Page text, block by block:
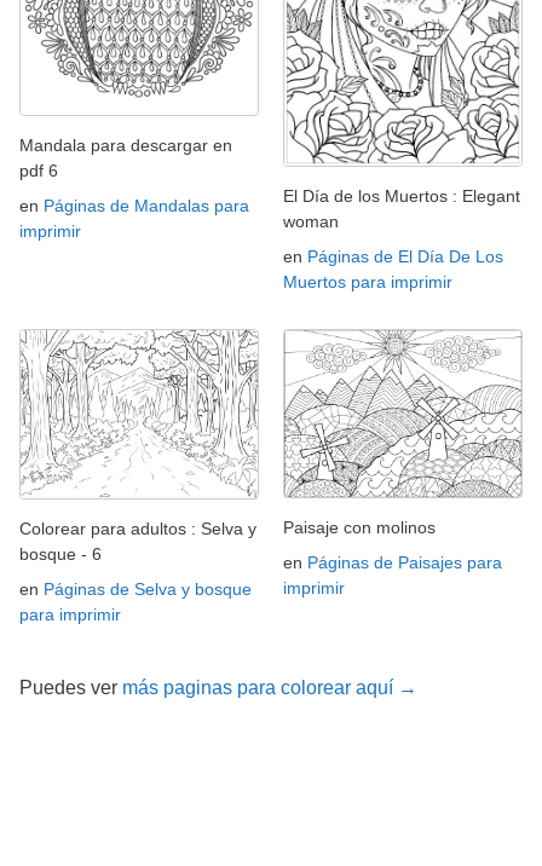
Mandala para descargar en
pdf 6
en Páginas de Mandalas para
imprimir
El Día de los Muertos : Elegant
woman
en Páginas de El Día De Los
Muertos para imprimir
Colorear para adultos : Selva y
bosque - 6
en Páginas de Selva y bosque
para imprimir
Paisaje con molinos
en Páginas de Paisajes para
imprimir
Puedes ver más paginas para colorear aquí →